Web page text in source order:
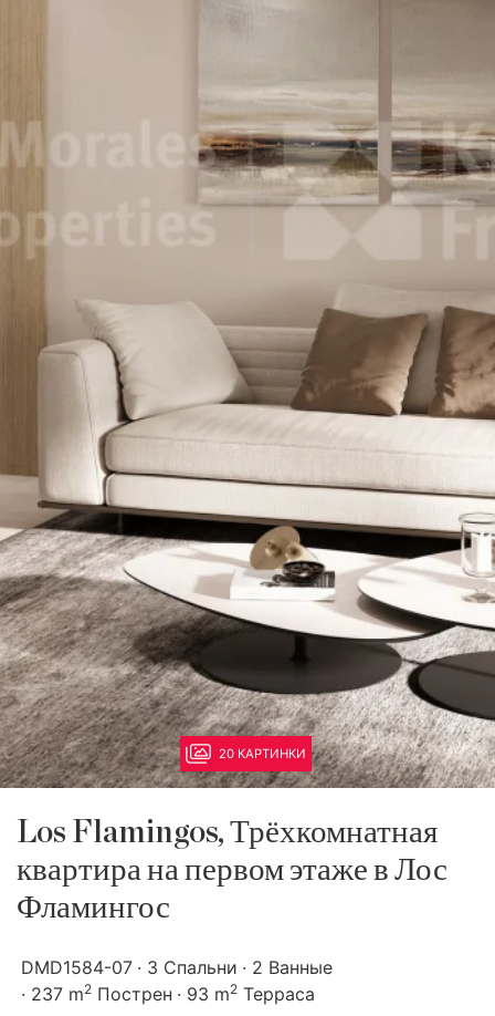
20 КАРТИНКИ
Los Flamingos, Трёхкомнатная
квартира на первом этаже в Лос
Фламингос
DMD1584-07 3 Спальни
2 Ванные
237 m2 Пострен 93 m2 Терраса